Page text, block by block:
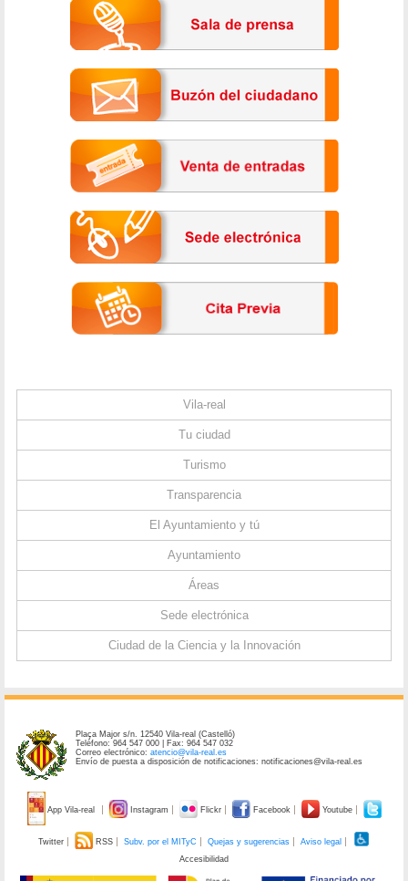
Vila-real
Tu ciudad
Turismo
Transparencia
El Ayuntamiento y tú
Ayuntamiento
Áreas
Sede electrónica
Ciudad de la Ciencia y la Innovación
Plaça Major s/n. 12540 Vila-real (Castelló)
Teléfono: 964 547 000 | Fax: 964 547 032
Correo electrónico:atencio@vila-real.es
Envío de puesta a disposición de notificaciones: notificaciones@vila-real.es
App Vila-real Instagram Flickr Facebook Youtube
Twitter RSS Subv. por el MITyC Quejas y sugerencias
Aviso legal
Accesibilidad